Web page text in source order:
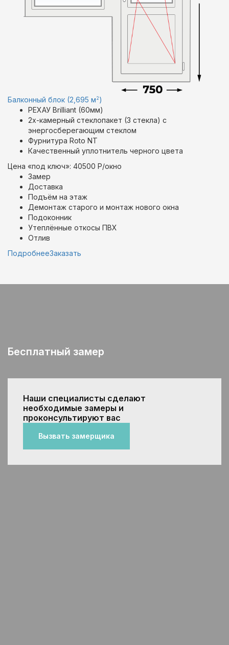
Балконный блок (2,695 м2)
РЕХАУ Brilliant (60мм)
2х-камерный стеклопакет (3 стекла) с
энергосберегающим стеклом
Фурнитура Roto NT
Качественный уплотнитель черного цвета
Цена «под ключ»: 40500 Р/окно
Замер
Доставка
Подъём на этаж
Демонтаж старого и монтаж нового окна
Подоконник
Утеплённые откосы ПВХ
Отлив
ПодробнееЗаказать
Бесплатный замер
Наши специалисты сделают
необходимые замеры и
проконсультируют вас
Вызвать замерщика